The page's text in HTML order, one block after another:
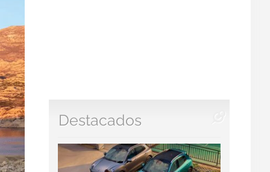
Destacados